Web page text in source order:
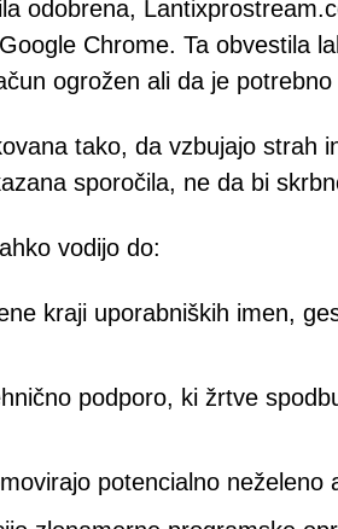
odobrena,
Chrome. Ta obvestila
ogrožen ali da je
tako, da vzbujajo strah
sporočila, ne da bi
vodijo do:
kraji uporabniških imen,
podporo, ki žrtve
potencialno neželeno